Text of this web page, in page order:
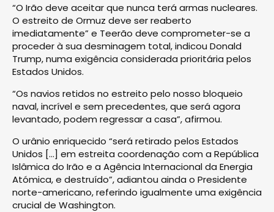
“O Irão deve aceitar que nunca terá armas nucleares.
O estreito de Ormuz deve ser reaberto
imediatamente” e Teerão deve comprometer-se a
proceder à sua desminagem total, indicou Donald
Trump, numa exigência considerada prioritária pelos
Estados Unidos.
“Os navios retidos no estreito pelo nosso bloqueio
naval, incrível e sem precedentes, que será agora
levantado, podem regressar a casa”, afirmou.
O urânio enriquecido “será retirado pelos Estados
Unidos [...] em estreita coordenação com a República
Islâmica do Irão e a Agência Internacional da Energia
Atómica, e destruído”, adiantou ainda o Presidente
norte-americano, referindo igualmente uma exigência
crucial de Washington.